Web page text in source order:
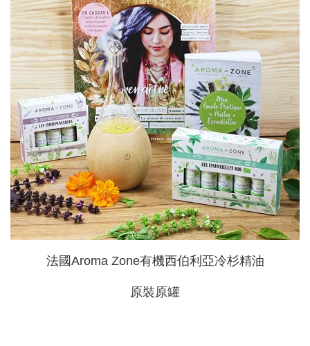
法國Aroma Zone有機西伯利亞冷杉精油
原裝原罐